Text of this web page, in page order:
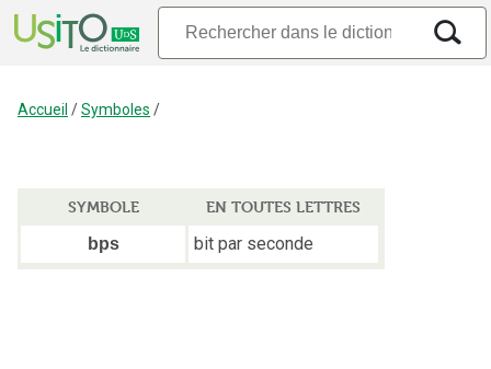
Accueil /Symboles /
SYMBOLE
EN TOUTES LETTRES
bps
bit par seconde